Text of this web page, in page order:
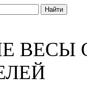
ВЕСЫ